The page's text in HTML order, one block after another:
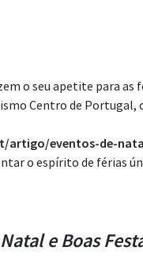
o seu apetite para as
Centro de
artigo/eventos-de-
o espírito de férias
e Boas